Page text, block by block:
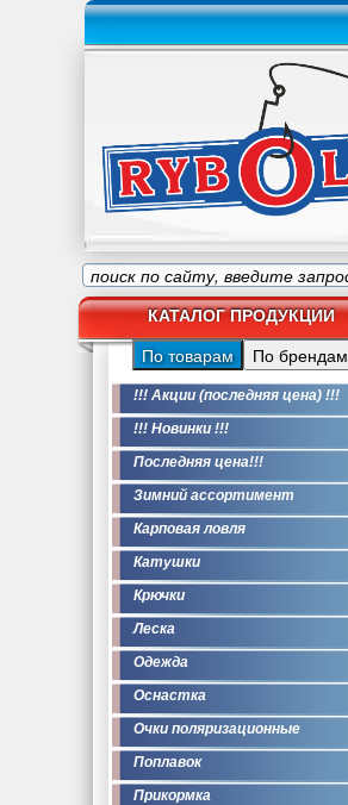
КАТАЛОГ ПРОДУКЦИИ
По товарам По брендам
!!! Акции (последняя цена) !!!
!!! Новинки !!!
Последняя цена!!!
Зимний ассортимент
Карповая ловля
Катушки
Крючки
Леска
Одежда
Оснастка
Очки поляризационные
Поплавок
Прикормка